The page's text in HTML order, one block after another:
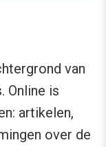
van
Online is
artikelen,
over de